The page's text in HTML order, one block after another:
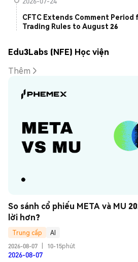
CFTC Extends Comment
Trading Rules to August 26
Edu3Labs (NFE) Học viện
Thêm
So sánh cổ phiếu META và MU
lời hơn?
Trung cấp
AI
2026-08-07
10-15phút
2026-08-07